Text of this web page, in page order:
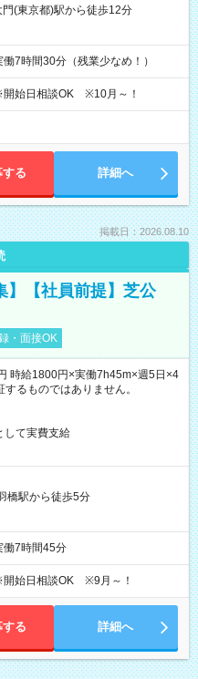
門(東京都)駅から徒歩12分
7時間30分（残業少なめ！）
始日相談OK ※10月～！
する 詳細へ
掲載日：2026.08.10
】【社員前提】芝公
・面接OK
時給1800円×実働7h45m×週5日×4
るものではありません。
して実費支給
橋駅から徒歩5分
働7時間45分
始日相談OK ※9月～！
する 詳細へ